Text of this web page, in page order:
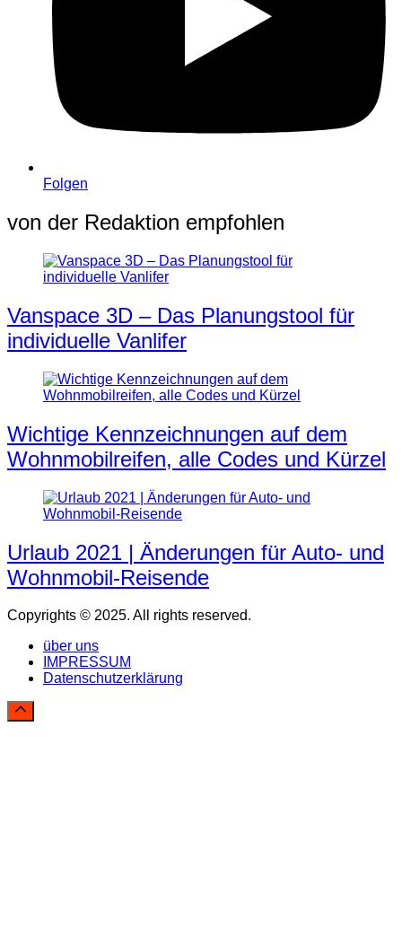
Folgen
von der Redaktion empfohlen
Vanspace 3D – Das Planungstool für
individuelle Vanlifer
Wichtige Kennzeichnungen auf dem
Wohnmobilreifen, alle Codes und Kürzel
Urlaub 2021 | Änderungen für Auto- und
Wohnmobil-Reisende
Copyrights © 2025. All rights reserved.
über uns
IMPRESSUM
Datenschutzerklärung